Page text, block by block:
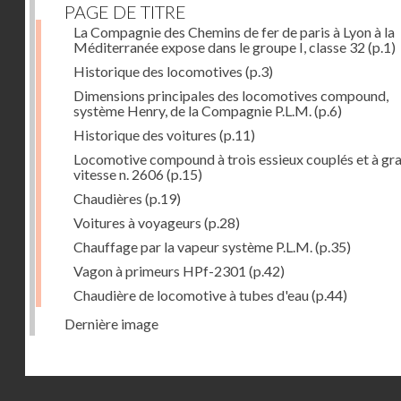
PAGE DE TITRE
La Compagnie des Chemins de fer de paris à Lyon à la
Méditerranée expose dans le groupe I, classe 32 (p.1)
Historique des locomotives (p.3)
Dimensions principales des locomotives compound,
système Henry, de la Compagnie P.L.M. (p.6)
Historique des voitures (p.11)
Locomotive compound à trois essieux couplés et à
vitesse n. 2606 (p.15)
Chaudières (p.19)
Voitures à voyageurs (p.28)
Chauffage par la vapeur système P.L.M. (p.35)
Vagon à primeurs HPf-2301 (p.42)
Chaudière de locomotive à tubes d'eau(p.44)
Dernière image